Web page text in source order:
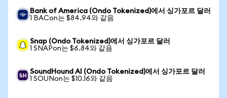
Bank of America (Ondo Tokenized)에서 싱가포르 달러
1 BACon는 $84.94와 같음
Snap (Ondo Tokenized)에서 싱가포르 달러
1 SNAPon는 $6.84와 같음
SoundHound AI (Ondo Tokenized)에서 싱가포르 달러
1 SOUNon는 $10.16와 같음